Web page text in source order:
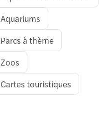
Aquariums
Parcs à thème
Zoos
Cartes touristiques